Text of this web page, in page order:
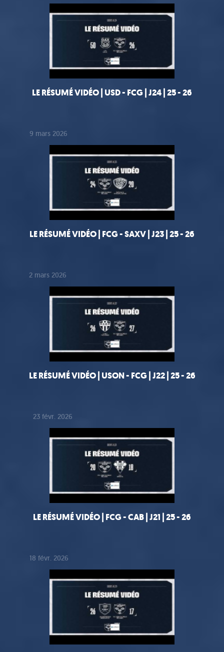
LE RÉSUMÉ VIDÉO | USD - FCG | J24 | 25 - 26
9 mars 2026
LE RÉSUMÉ VIDÉO | FCG - SAXV | J23 | 25 - 26
2 mars 2026
LE RÉSUMÉ VIDÉO | USON - FCG | J22 | 25 - 26
23 févr. 2026
LE RÉSUMÉ VIDÉO | FCG - CAB | J21 | 25 - 26
18 févr. 2026